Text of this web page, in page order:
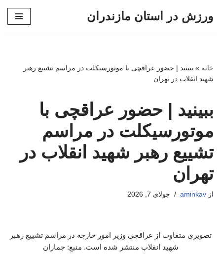
ورزش در استان مازندران
خانه » ببینید | حضور عراقچی با موتورسیکلت در مراسم تشییع رهبر
شهید انقلاب در تهران
ببینید | حضور عراقچی با
موتورسیکلت در مراسم
تشییع رهبر شهید انقلاب در
تهران
از aminkav جولای 7, 2026
تصویری متفاوت از عراقچی وزیر امور خارجه در مراسم تشییع رهبر
شهید انقلاب منتشر شده است. منبع: جماران